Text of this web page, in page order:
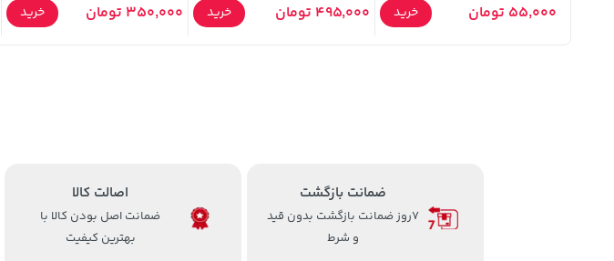
55,000 تومان خرید 495,000 تومان خرید 350,000 تومان خرید
ضمانت بازگشت
7روز ضمانت بازگشت بدون قید
و شرط
اصالت کالا
ضمانت اصل بودن کالا با
بهترین کیفیت